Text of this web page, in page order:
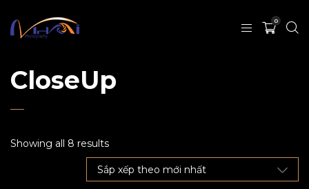
0
CloseUp
Showing all 8 results